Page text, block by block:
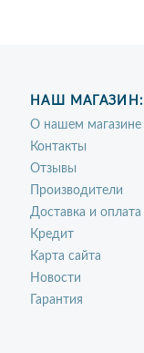
НАШ МАГАЗИН:
О нашем магазине
Контакты
Отзывы
Производители
Доставка и оплата
Кредит
Карта сайта
Новости
Гарантия